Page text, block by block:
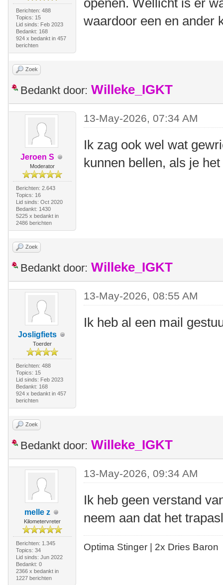
Berichten: 488
Topics: 15
Lid sinds: Feb 2023
Bedankt: 168
924 x bedankt in 457
berichten
openen. Wellicht is er
waardoor een en ander
Zoek
Bedankt door: Willeke_IGKT
Jeroen S
Moderator
Berichten: 2.643
Topics: 16
Lid sinds: Oct 2020
Bedankt: 1430
5225 x bedankt in
2486 berichten
13-May-2026, 07:34 AM
Ik zag ook wel wat
kunnen bellen, als je
Zoek
Bedankt door: Willeke_IGKT
Josligfiets
Toerder
Berichten: 488
Topics: 15
Lid sinds: Feb 2023
Bedankt: 168
924 x bedankt in 457
berichten
13-May-2026, 08:55 AM
Ik heb al een mail
Zoek
Bedankt door: Willeke_IGKT
melle z
Kilometervreter
Berichten: 1.345
Topics: 34
Lid sinds: Jun 2022
Bedankt: 0
2366 x bedankt in
1227 berichten
13-May-2026, 09:34 AM
Ik heb geen verstand
neem aan dat het
Optima Stinger | 2x Dries Baron